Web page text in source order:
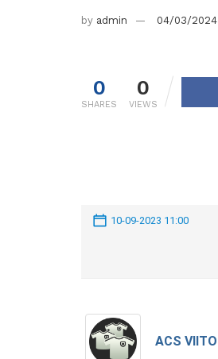
by admin 04/03/2024
0
SHARES
0
VIEWS
10-09-2023 11:00